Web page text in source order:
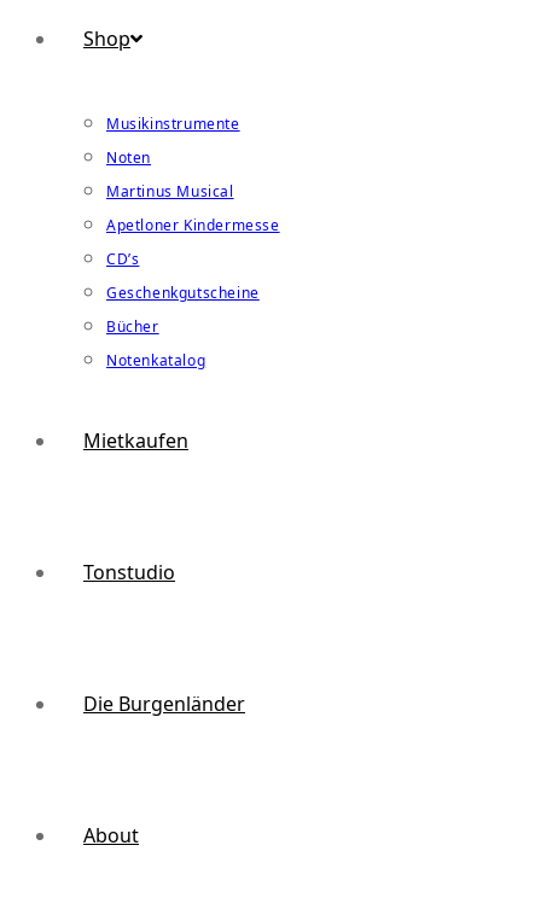
Shop
Musikinstrumente
Noten
Martinus Musical
Apetloner Kindermesse
CD’s
Geschenkgutscheine
Bücher
Notenkatalog
Mietkaufen
Tonstudio
Die Burgenländer
About